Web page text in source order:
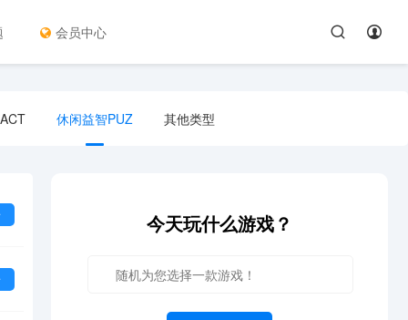
会员中心
休闲益智PUZ 其他类型
今天玩什么游戏？